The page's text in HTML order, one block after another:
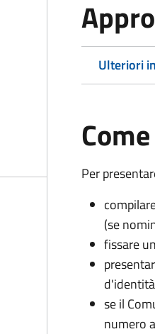
Ulteriori
Per
(se
fissare
d'identità
se il
numero